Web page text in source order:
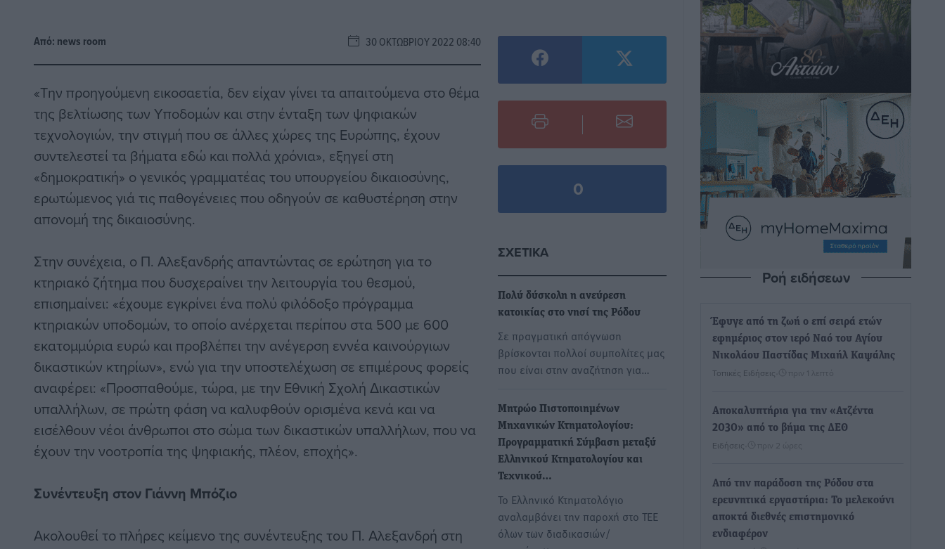
Από: news room 30 ΟΚΤΩΒΡΊΟΥ 2022 08:40
«Την προηγούμενη εικοσαετία, δεν είχαν γίνει τα απαιτούμενα στο θέμα
της βελτίωσης των Υποδομών και στην ένταξη των ψηφιακών
τεχνολογιών, την στιγμή που σε άλλες χώρες της Ευρώπης, έχουν
συντελεστεί τα βήματα εδώ και πολλά χρόνια», εξηγεί στη
«δημοκρατική» ο γενικός γραμματέας του υπουργείου δικαιοσύνης,
ερωτώμενος γιά τις παθογένειες που οδηγούν σε καθυστέρηση στην
απονομή της δικαιοσύνης.
Στην συνέχεια, ο Π. Αλεξανδρής απαντώντας σε ερώτηση για το
κτηριακό ζήτημα που δυσχεραίνει την λειτουργία του θεσμού,
επισημαίνει: «έχουμε εγκρίνει ένα πολύ φιλόδοξο πρόγραμμα
κτηριακών υποδομών, το οποίο ανέρχεται περίπου στα 500 με 600
εκατομμύρια ευρώ και προβλέπει την ανέγερση εννέα καινούργιων
δικαστικών κτηρίων», ενώ για την υποστελέχωση σε επιμέρους φορείς
αναφέρει: «Προσπαθούμε, τώρα, με την Εθνική Σχολή Δικαστικών
υπαλλήλων, σε πρώτη φάση να καλυφθούν ορισμένα κενά και να
εισέλθουν νέοι άνθρωποι στο σώμα των δικαστικών υπαλλήλων, που να
έχουν την νοοτροπία της ψηφιακής, πλέον, εποχής».
Συνέντευξη στον Γιάννη Μπόζιο
Ακολουθεί το πλήρες κείμενο της συνέντευξης του Π. Αλεξανδρή στη
0
ΣΧΕΤΙΚΆ
Πολύ δύσκολη η ανεύρεση
κατοικίας στο νησί της Ρόδου
Σε πραγματική απόγνωση
βρίσκονται πολλοί συμπολίτες μας
που είναι στην αναζήτηση για…
Μητρώο Πιστοποιημένων
Μηχανικών Κτηματολογίου:
Προγραμματική Σύμβαση μεταξύ
Ελληνικού Κτηματολογίου και
Τεχνικού…
Το Ελληνικό Κτηματολόγιο
αναλαμβάνει την παροχή στο ΤΕΕ
όλων των διαδικασιών/
Ροή ειδήσεων
Έφυγε από τη ζωή ο επί σειρά ετών
εφημέριος στον ιερό Ναό του Αγίου
Νικολάου Παστίδας Μιχαήλ Καψάλης
Τοπικές Ειδήσεις πριν 1 λεπτό
Αποκαλυπτήρια για την «Ατζέντα
2030» από το βήμα της ΔΕΘ
Ειδήσεις πριν 2 ώρες
Από την παράδοση της Ρόδου στα
ερευνητικά εργαστήρια: Το μελεκούνι
αποκτά διεθνές επιστημονικό
ενδιαφέρον